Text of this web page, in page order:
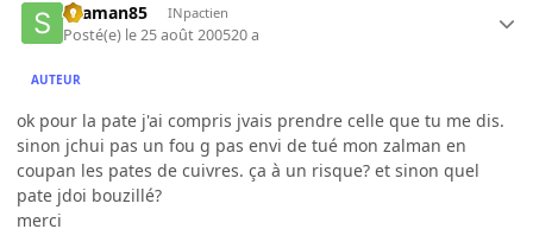
skaman85 INpactien
Posté(e) le 25 août 200520 a
AUTEUR
ok pour la pate j'ai compris jvais prendre celle que tu me dis.
sinon jchui pas un fou g pas envi de tué mon zalman en
coupan les pates de cuivres. ça à un risque? et sinon quel
pate jdoi bouzillé?
merci